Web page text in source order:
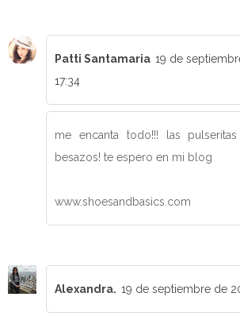
Patti Santamaria 19 de
17:34
me encanta todo!!! las
besazos! te espero en mi blog
www.shoesandbasics.com
Alexandra. 19 de septiembre de